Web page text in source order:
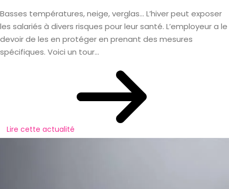
Basses températures, neige, verglas… L’hiver peut exposer
les salariés à divers risques pour leur santé. L’employeur a le
devoir de les en protéger en prenant des mesures
spécifiques. Voici un tour...
Lire cette actualité